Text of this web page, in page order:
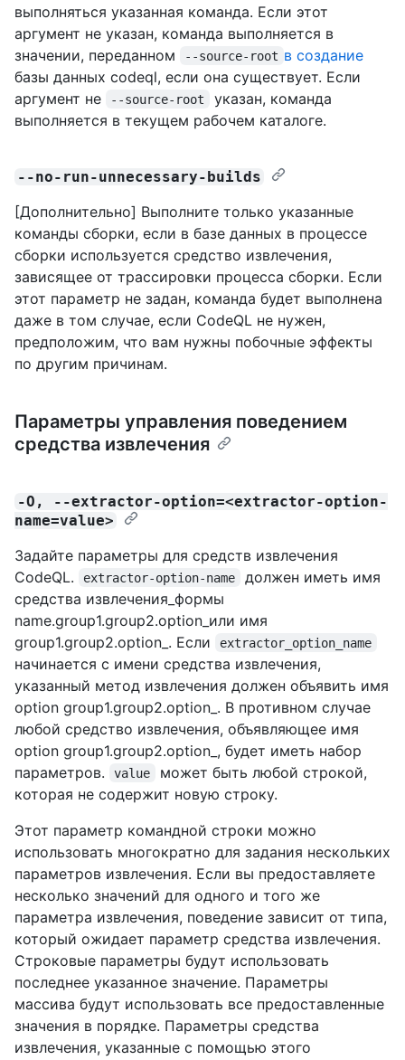
выполняться указанная команда. Если этот
аргумент не указан, команда выполняется в
значении, переданном
--source-root в создание
базы данных codeql, если она существует. Если
аргумент не
--source-root
указан, команда
выполняется в текущем рабочем каталоге.
--no-run-unnecessary-builds
[Дополнительно] Выполните только указанные
команды сборки, если в базе данных в процессе
сборки используется средство извлечения,
зависящее от трассировки процесса сборки. Если
этот параметр не задан, команда будет выполнена
даже в том случае, если CodeQL не нужен,
предположим, что вам нужны побочные эффекты
по другим причинам.
Параметры управления поведением
средства извлечения
-O, --extractor-option=<extractor-option-
name=value>
Задайте параметры для средств извлечения
CodeQL.
extractor-option-name
должен иметь имя
средства извлечения_формы
name.group1.group2.option_или имя
group1.group2.option_. Если
extractor_option_name
начинается с имени средства извлечения,
указанный метод извлечения должен объявить имя
option group1.group2.option_. В противном случае
любой средство извлечения, объявляющее имя
option group1.group2.option_, будет иметь набор
параметров.
value
может быть любой строкой,
которая не содержит новую строку.
Этот параметр командной строки можно
использовать многократно для задания нескольких
параметров извлечения. Если вы предоставляете
несколько значений для одного и того же
параметра извлечения, поведение зависит от типа,
который ожидает параметр средства извлечения.
Строковые параметры будут использовать
последнее указанное значение. Параметры
массива будут использовать все предоставленные
значения в порядке. Параметры средства
извлечения, указанные с помощью этого